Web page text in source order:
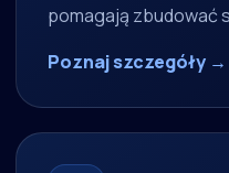
pomagają zbudować
Poznaj szczegóły →